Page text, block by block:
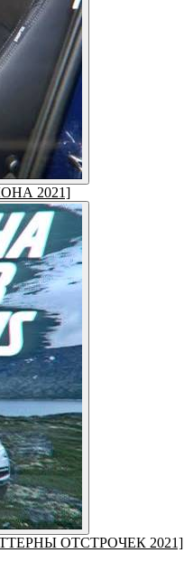
2021]
ОТСТРОЧЕК 2021]